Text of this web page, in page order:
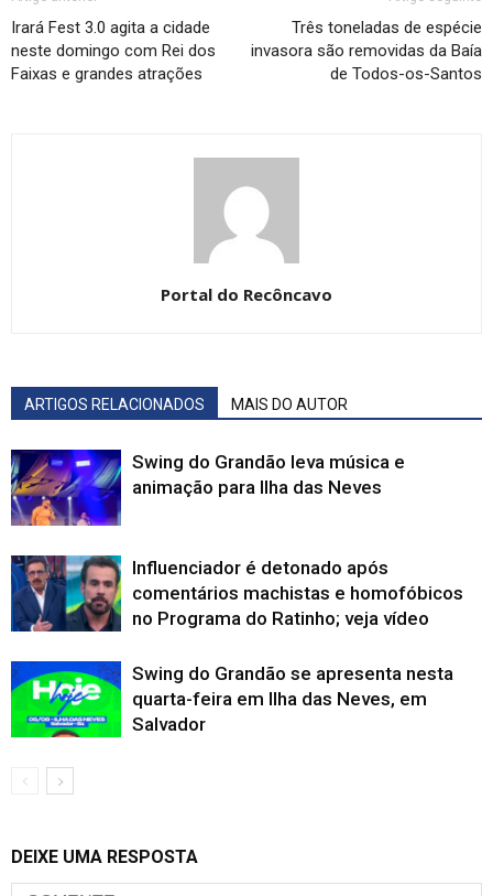
Irará Fest 3.0 agita a cidade
neste domingo com Rei dos
Faixas e grandes atrações
Três toneladas de espécie
invasora são removidas da Baía
de Todos-os-Santos
Portal do Recôncavo
ARTIGOS RELACIONADOS MAIS DO AUTOR
Swing do Grandão leva música e
animação para Ilha das Neves
Influenciador é detonado após
comentários machistas e homofóbicos
no Programa do Ratinho; veja vídeo
Swing do Grandão se apresenta nesta
quarta-feira em Ilha das Neves, em
Salvador
DEIXE UMA RESPOSTA